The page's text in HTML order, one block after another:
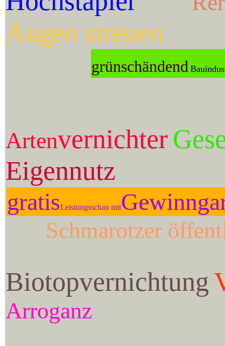
Augen streuen
grünschändend
Artenvernichter
Eigennutz
gratisLeistungsschau mit
Schmarotzer
Biotopvernichtung
Arroganz